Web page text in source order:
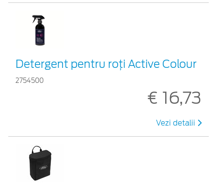
Detergent pentru roți Active Colour
2754500
€ 16,73
Vezi detalii